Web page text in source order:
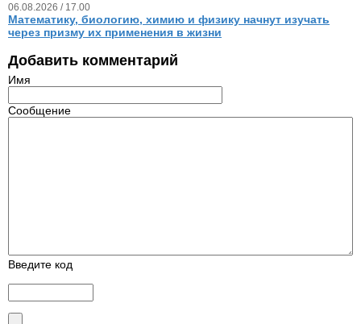
06.08.2026 / 17.00
Математику, биологию, химию и физику начнут изучать
через призму их применения в жизни
Добавить комментарий
Имя
Сообщение
Введите код